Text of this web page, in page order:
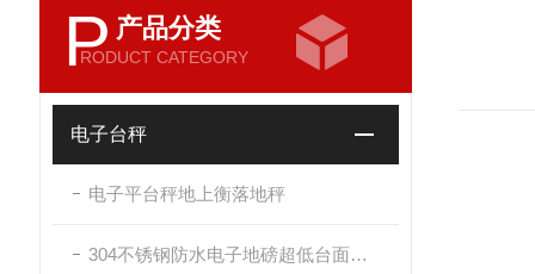
P 产品分类
RODUCT CATEGORY
电子台秤
电子平台秤地上衡落地秤
304不锈钢防水电子地磅超低台面带斜坡